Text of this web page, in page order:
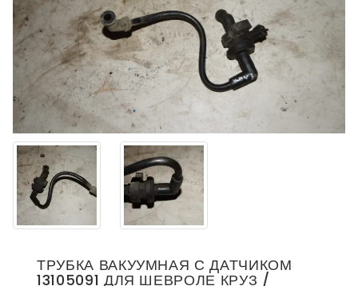
ТРУБКА ВАКУУМНАЯ С ДАТЧИКОМ
13105091 ДЛЯ ШЕВРОЛЕ КРУЗ /